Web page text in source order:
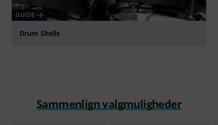
GUIDE
Drum Shells
Sammenlign valgmuligheder